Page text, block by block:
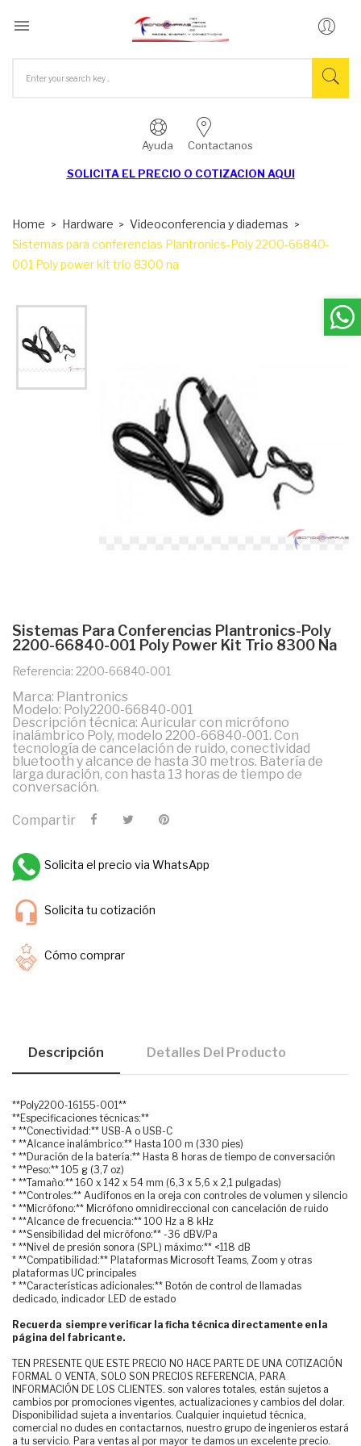

Ayuda Contactanos
SOLICITA EL PRECIO O COTIZACION AQUI
Home Hardware
Videoconferencia y diademas
Sistemas para conferencias Plantronics-Poly 2200-66840-
001 Poly power kit trio 8300 na
Sistemas Para Conferencias Plantronics-Poly
2200-66840-001 Poly Power Kit Trio 8300 Na
Referencia: 2200-66840-001
Marca: Plantronics
Modelo: Poly2200-66840-001
Descripción técnica: Auricular con micrófono
inalámbrico Poly, modelo 2200-66840-001. Con
tecnología de cancelación de ruido, conectividad
bluetooth y alcance de hasta 30 metros. Batería de
larga duración, con hasta 13 horas de tiempo de
conversación.
Compartir
Solicita el precio via WhatsApp
Solicita tu cotización
Cómo comprar
Descripción Detalles Del Producto
**Poly2200-16155-001**
**Especificaciones técnicas:**
* **Conectividad:** USB-A o USB-C
* **Alcance inalámbrico:** Hasta 100 m (330 pies)
* **Duración de la batería:** Hasta 8 horas de tiempo de conversación
* **Peso:** 105 g (3,7 oz)
* **Tamaño:** 160 x 142 x 54 mm (6,3 x 5,6 x 2,1 pulgadas)
* **Controles:** Audífonos en la oreja con controles de volumen y silencio
* **Micrófono:** Micrófono omnidireccional con cancelación de ruido
* **Alcance de frecuencia:** 100 Hz a 8 kHz
* **Sensibilidad del micrófono:** -36 dBV/Pa
* **Nivel de presión sonora (SPL) máximo:** <118 dB
* **Compatibilidad:** Plataformas Microsoft Teams, Zoom y otras
plataformas UC principales
* **Características adicionales:** Botón de control de llamadas
dedicado, indicador LED de estado
Recuerda siempre verificar la ficha técnica directamente en la
página del fabricante.
TEN PRESENTE QUE ESTE PRECIO NO HACE PARTE DE UNA COTIZACIÓN
FORMAL O VENTA, SOLO SON PRECIOS REFERENCIA, PARA
INFORMACIÓN DE LOS CLIENTES. son valores totales, están sujetos a
cambios por promociones vigentes, actualizaciones y cambios del dolar.
Disponibilidad sujeta a inventarios. Cualquier inquietud técnica,
comercial no dudes en contactarnos, nuestro grupo de ingenieros estará
a tu servicio. Para ventas al por mayor te damos un excelente precio.